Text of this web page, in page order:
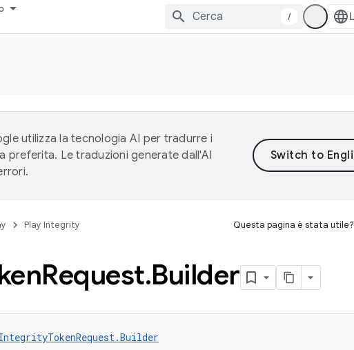
/
utilizza la tecnologia AI per tradurre i
preferita. Le traduzioni generate dall'AI
Play Integrity Questa pagina è stata utile?
Request.Builder